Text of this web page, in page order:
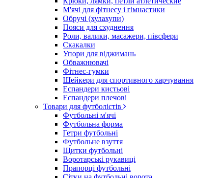
М'ячі для фітнесу і гімнастики
Обручі (хулахупи)
Пояси для схуднення
Роли, валики, масажери, півсфери
Скакалки
Упори для віджимань
Обважнювачі
Фітнес-гумки
Шейкери для спортивного харчування
Еспандери кистьові
Еспандери плечові
Товари для футболістів
Футбольні м'ячі
Футбольна форма
Гетри футбольні
Футбольне взуття
Щитки футбольні
Воротарські рукавиці
Прапорці футбольні